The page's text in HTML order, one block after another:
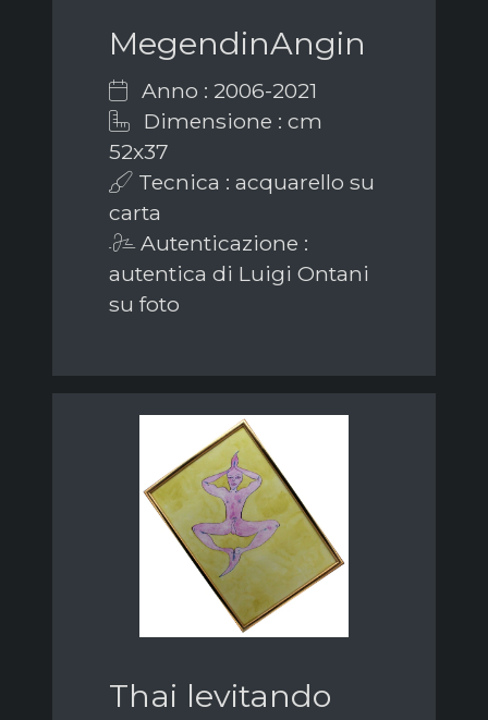
MegendinAngin
Anno : 2006-2021
Dimensione : cm
52x37
Tecnica : acquarello su
carta
Autenticazione :
autentica di Luigi Ontani
su foto
Thai levitando